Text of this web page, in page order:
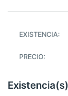
EXISTENCIA:
PRECIO:
Existencia(s)